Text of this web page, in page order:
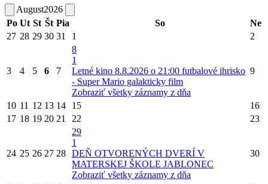
August2026
Po Ut St Št Pia So
Ne
27 28 29 30 31 1 2
3 4 5 6 7
8
1
Letné kino 8.8.2026 o 21:00 futbalové ihrisko
- Super Mario galakticky film
Zobraziť všetky záznamy z dňa
9
10 11 12 13 14 15
16
17 18 19 20 21 22 23
24 25 26 27 28
29
1
DEŇ OTVORENÝCH DVERÍ V
MATERSKEJ ŠKOLE JABLONEC
Zobraziť všetky záznamy z dňa
30